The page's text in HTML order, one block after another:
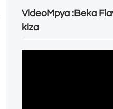
VideoMpya :Beka
kiza